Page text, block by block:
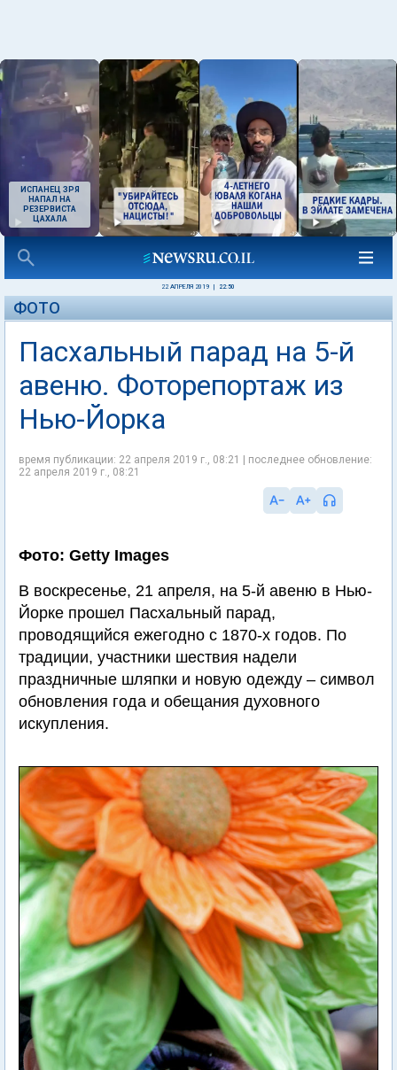
ИСПАНЕЦ ЗРЯ
НАПАЛ НА
РЕЗЕРВИСТА
ЦАХАЛА
22 АПРЕЛЯ 2019 22:50
ФОТО
Пасхальный парад на 5-й
авеню. Фоторепортаж из
Нью-Йорка
время публикации: 22 апреля 2019 г., 08:21 | последнее обновление:
22 апреля 2019 г., 08:21
Фото: Getty Images
В воскресенье, 21 апреля, на 5-й авеню в Нью-
Йорке прошел Пасхальный парад,
проводящийся ежегодно с 1870-х годов. По
традиции, участники шествия надели
праздничные шляпки и новую одежду – символ
обновления года и обещания духовного
искупления.